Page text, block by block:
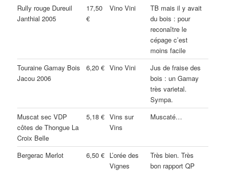
Rully rouge Dureuil
Janthial 2005
17,50
€
Vino Vini
TB mais il y avait
du bois : pour
reconaître le
cépage c’est
moins facile
Touraine Gamay Bois
Jacou 2006
6,20 € Vino Vini
Jus de fraise des
bois : un Gamay
très varietal.
Sympa.
Muscat sec VDP
côtes de Thongue La
Croix Belle
5,18 € Vins sur
Vins
Muscaté…
Bergerac Merlot 6,50 € L’orée des
Vignes
Très bien. Très
bon rapport QP